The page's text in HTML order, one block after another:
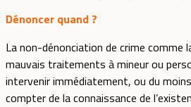
Dénoncer quand ?
La non-dénonciation de crime comme
mauvais traitements à mineur ou
intervenir immédiatement, ou du
compter de la connaissance de